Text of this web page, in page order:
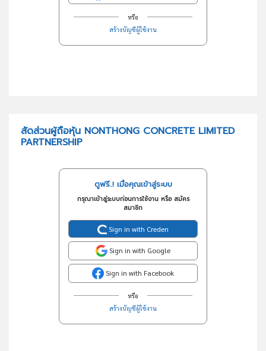
หรือ
สร้างบัญชีผู้ใช้งาน
สัดส่วนผู้ถือหุ้น NONTHONG CONCRETE LIMITED
PARTNERSHIP
ดูฟรี..! เมื่อคุณเข้าสู่ระบบ
กรุณาเข้าสู่ระบบก่อนการใช้งาน หรือ สมัคร
สมาชิก
Sign in with Creden
Sign in with Google
Sign in with Facebook
หรือ
สร้างบัญชีผู้ใช้งาน